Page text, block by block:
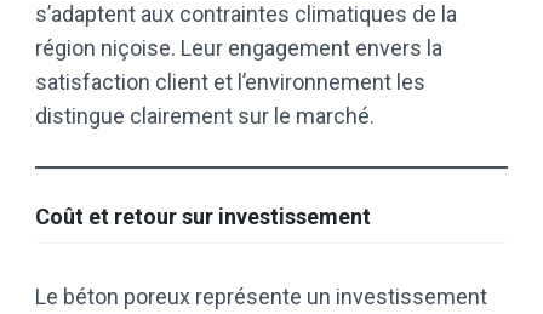
s’adaptent aux contraintes climatiques de la
région niçoise. Leur engagement envers la
satisfaction client et l’environnement les
distingue clairement sur le marché.
Coût et retour sur investissement
Le béton poreux représente un investissement